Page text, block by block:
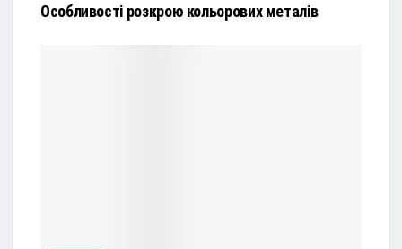
Особливості розкрою кольорових металів